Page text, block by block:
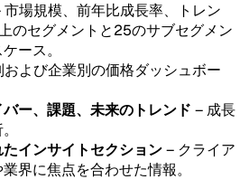
場規模、前年比成長率、トレン
のセグメントと25のサブセグメン
ース。
よび企業別の価格ダッシュボー
ー、課題、未来のトレンド – 成長
インサイトセクション– クライア
界に焦点を合わせた情報。